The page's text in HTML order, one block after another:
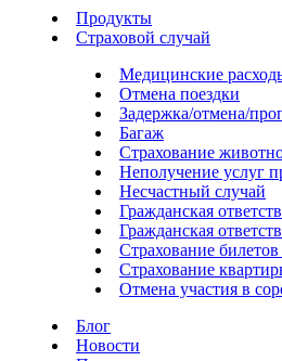
Продукты
Страховой случай
Медицинские
Отмена поездки
Задержка/отмена/
Багаж
Страхование
Неполучение услуг
Несчастный случай
Гражданская
Гражданская
Страхование
Страхование
Отмена участия в
Блог
Новости